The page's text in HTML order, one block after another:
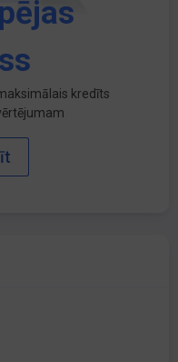
kredīts